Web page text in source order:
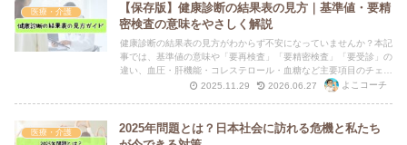
医療・介護
【保存版】健康診断の結果表の見方｜基準値・要精
密検査の意味をやさしく解説
健康診断の結果表の見方がわからず不安になっていませんか？本記
事では、基準値の意味や「要再検査」「要精密検査」「要受診」の
違い、血圧・肝機能・コレステロール・血糖など主要項目のチェッ
クポイントを、やさしく解説します。
2025.11.29 2026.06.27 よこコーチ
医療・介護
2025年問題とは？日本社会に訪れる危機と私たち